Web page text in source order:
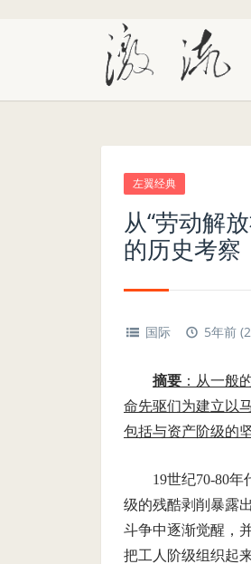
左翼经典
从“劳动解
的历史考察
国际 5年前
摘要 ： 从一般
命先驱们为建立以
包括与资产阶级的
19世纪70-80
级的残酷剥削暴露
斗争中逐渐觉醒，
把工人阶级组织起